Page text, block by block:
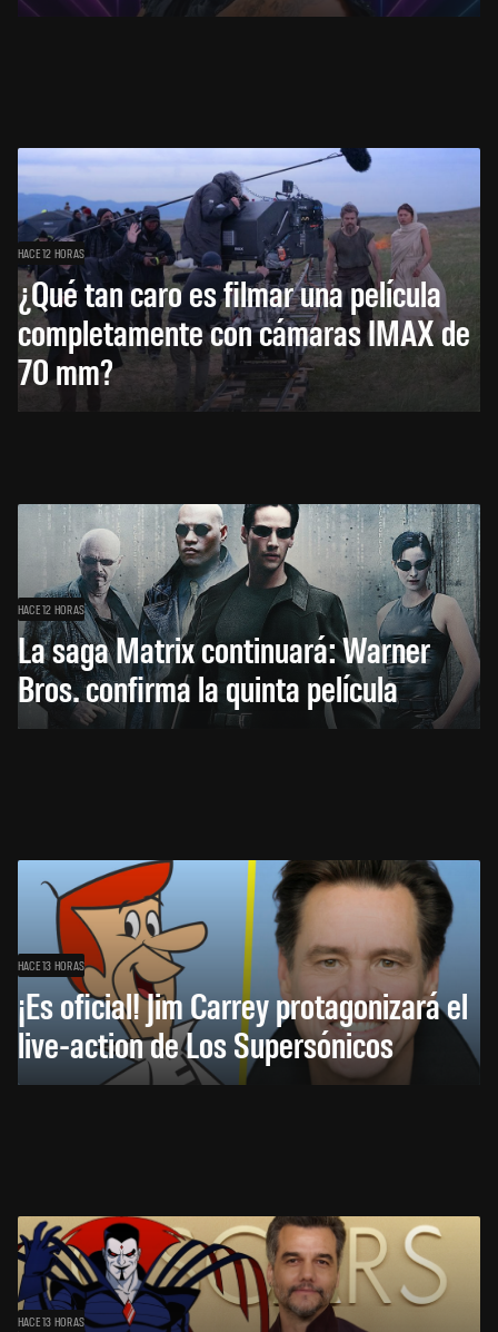
HACE 12 HORAS
¿Qué tan caro es filmar una película
completamente con cámaras IMAX de
70 mm?
HACE 12 HORAS
La saga Matrix continuará: Warner
Bros. confirma la quinta película
HACE 13 HORAS
¡Es oficial! Jim Carrey protagonizará el
live-action de Los Supersónicos
HACE 13 HORAS